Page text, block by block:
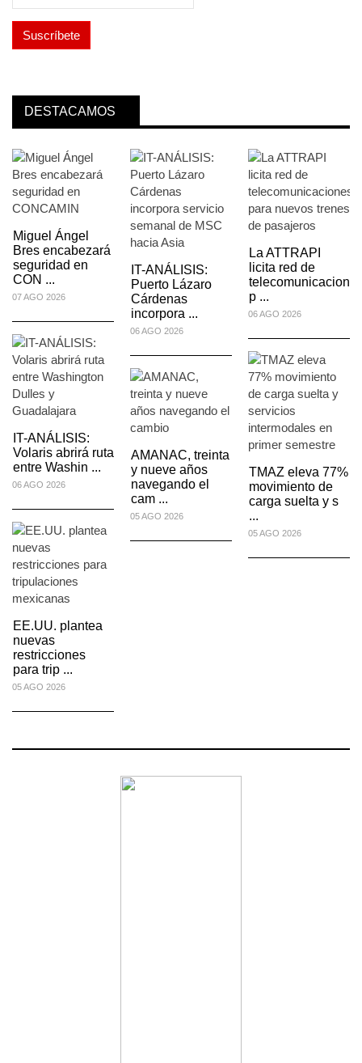
DESTACAMOS
Miguel Ángel
Bres encabezará
seguridad en
CON ...
07 AGO 2026
IT-ANÁLISIS:
Volaris abrirá ruta
entre Washin ...
06 AGO 2026
EE.UU. plantea
nuevas
restricciones
para trip ...
05 AGO 2026
IT-ANÁLISIS:
Puerto Lázaro
Cárdenas
incorpora ...
06 AGO 2026
AMANAC, treinta
y nueve años
navegando el
cam ...
05 AGO 2026
La ATTRAPI
licita red de
p ...
06 AGO 2026
TMAZ eleva 77%
movimiento de
carga suelta y s
...
05 AGO 2026